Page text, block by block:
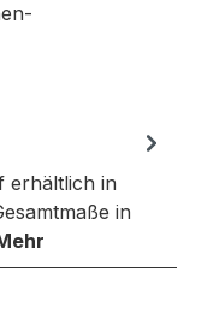
erhältlich in
in